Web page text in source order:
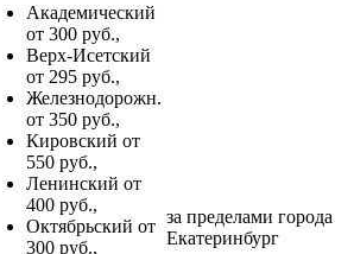
Академический
от 300 руб.,
Верх-Исетский
от 295 руб.,
Железнодорожн.
от 350 руб.,
Кировский от
550 руб.,
Ленинский от
400 руб.,
Октябрьский от
300 руб.,
за пределами города
Екатеринбург